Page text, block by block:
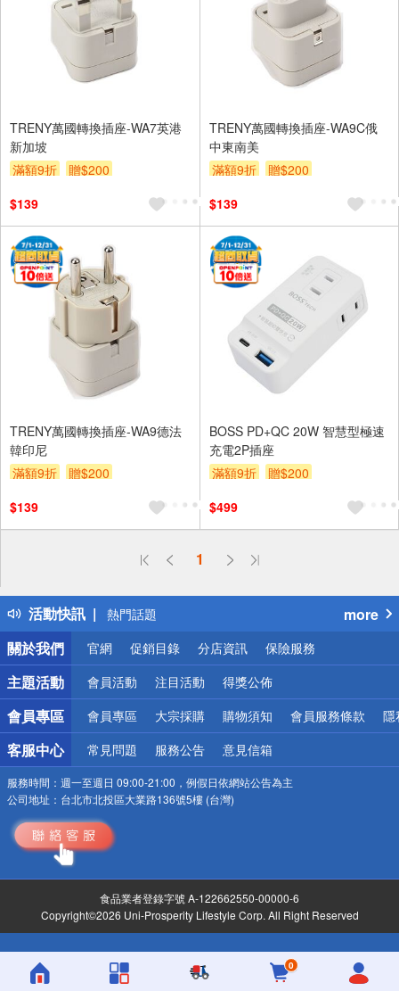
TRENY萬國轉換插座-WA7英港
新加坡
滿額9折
贈$200
$139
TRENY萬國轉換插座-WA9C俄
中東南美
滿額9折
贈$200
$139
TRENY萬國轉換插座-WA9德法
韓印尼
滿額9折
贈$200
$139
BOSS PD+QC 20W 智慧型極速
充電2P插座
滿額9折
贈$200
$499
1
活動快訊
偏遠地區配送
得獎公告
熱門話題
銀行優惠
偏遠地區配送
詐騙網頁！請小心！
more
關於我們
官網 促銷目錄 分店資訊 保險服務
主題活動 會員活動 注目活動 得獎公佈
會員專區 會員專區 大宗採購 購物須知 會員服務條款 隱
客服中心 常見問題 服務公告 意見信箱
服務時間： 週一至週日 09:00-21:00，例假日依網站公告為主
公司地址： 台北市北投區大業路136號5樓 (台灣)
食品業者登錄字號 A-122662550-00000-6
Copyright©2026 Uni-Prosperity Lifestyle Corp. All Right Reserved
0